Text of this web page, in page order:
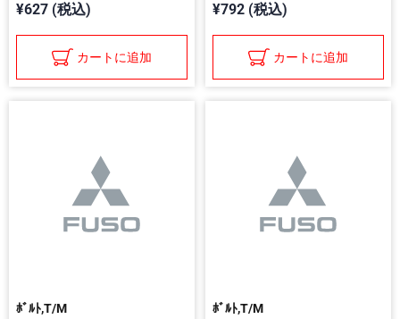
¥627 (税込)
カートに追加
¥792 (税込)
カートに追加
ﾎﾞﾙﾄ,T/M ﾎﾞﾙﾄ,T/M